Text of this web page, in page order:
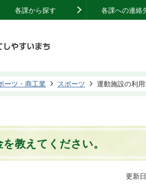
各課から探す 各課への連絡
ーツ・商工業 スポーツ 運動施設の利用
教えてください。
更新